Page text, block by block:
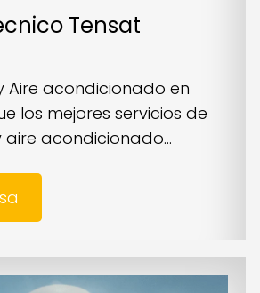
Tensat
Aire acondicionado en
los mejores servicios de
acondicionado...